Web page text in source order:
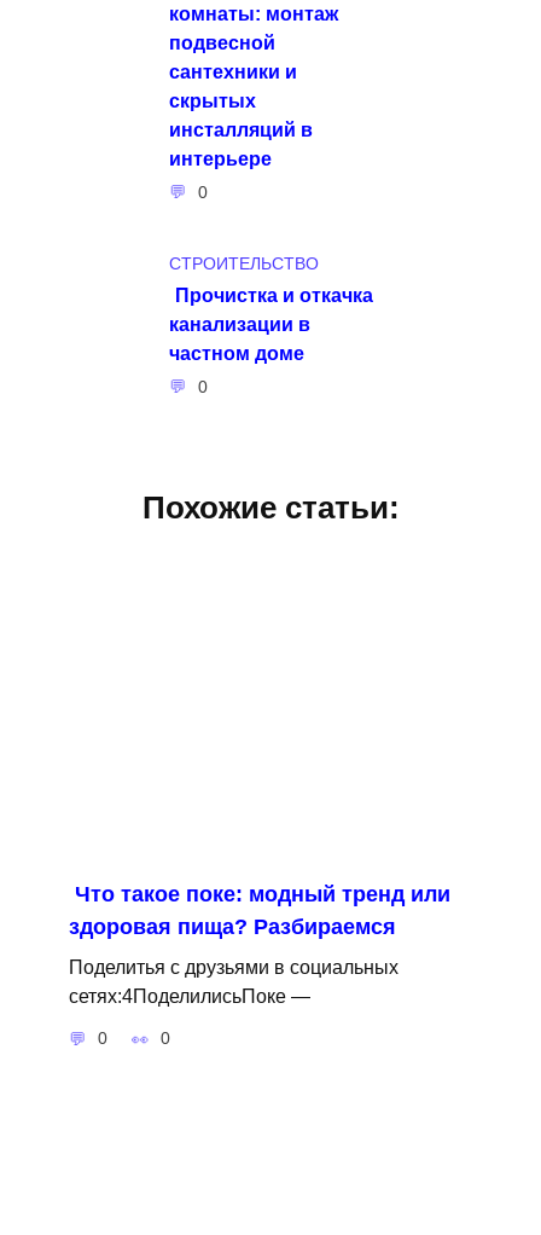
комнаты: монтаж
подвесной
сантехники и
скрытых
инсталляций в
интерьере
0
СТРОИТЕЛЬСТВО
Прочистка и откачка
канализации в
частном доме
0
Похожие статьи:
Что такое поке: модный тренд или
здоровая пища? Разбираемся
Поделитья с друзьями в социальных
сетях:4ПоделилисьПоке —
0 0